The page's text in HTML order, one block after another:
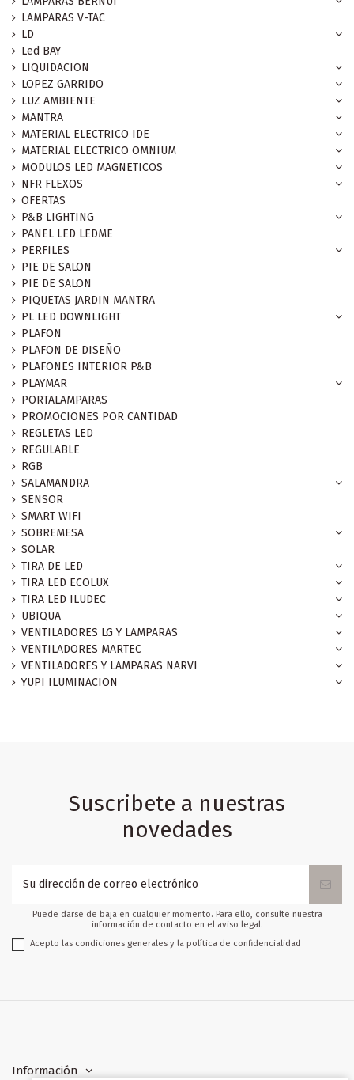
LAMPARAS V-TAC
LD
Led BAY
LIQUIDACION
LOPEZ GARRIDO
LUZ AMBIENTE
MANTRA
MATERIAL ELECTRICO IDE
MATERIAL ELECTRICO OMNIUM
MODULOS LED MAGNETICOS
NFR FLEXOS
OFERTAS
P&B LIGHTING
PANEL LED LEDME
PERFILES
PIE DE SALON
PIE DE SALON
PIQUETAS JARDIN MANTRA
PL LED DOWNLIGHT
PLAFON
PLAFON DE DISEÑO
PLAFONES INTERIOR P&B
PLAYMAR
PORTALAMPARAS
PROMOCIONES POR CANTIDAD
REGLETAS LED
REGULABLE
RGB
SALAMANDRA
SENSOR
SMART WIFI
SOBREMESA
SOLAR
TIRA DE LED
TIRA LED ECOLUX
TIRA LED ILUDEC
UBIQUA
VENTILADORES LG Y LAMPARAS
VENTILADORES MARTEC
VENTILADORES Y LAMPARAS NARVI
YUPI ILUMINACION
Suscribete a nuestras
novedades
Puede darse de baja en cualquier momento. Para ello, consulte nuestra
información de contacto en el aviso legal.
Acepto las condiciones generales y la política de confidencialidad
Información